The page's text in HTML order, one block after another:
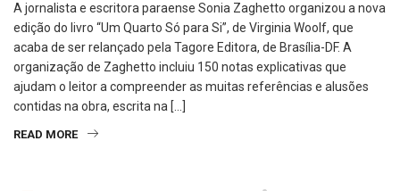
A jornalista e escritora paraense Sonia Zaghetto organizou a nova
edição do livro “Um Quarto Só para Si”, de Virginia Woolf, que
acaba de ser relançado pela Tagore Editora, de Brasília-DF. A
organização de Zaghetto incluiu 150 notas explicativas que
ajudam o leitor a compreender as muitas referências e alusões
contidas na obra, escrita na […]
READ MORE